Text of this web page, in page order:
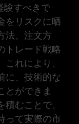
験すべきで
をリスクに晒
法、注文方
トレード戦略
れにより、
に、技術的な
とができま
むことで、
って実際の市